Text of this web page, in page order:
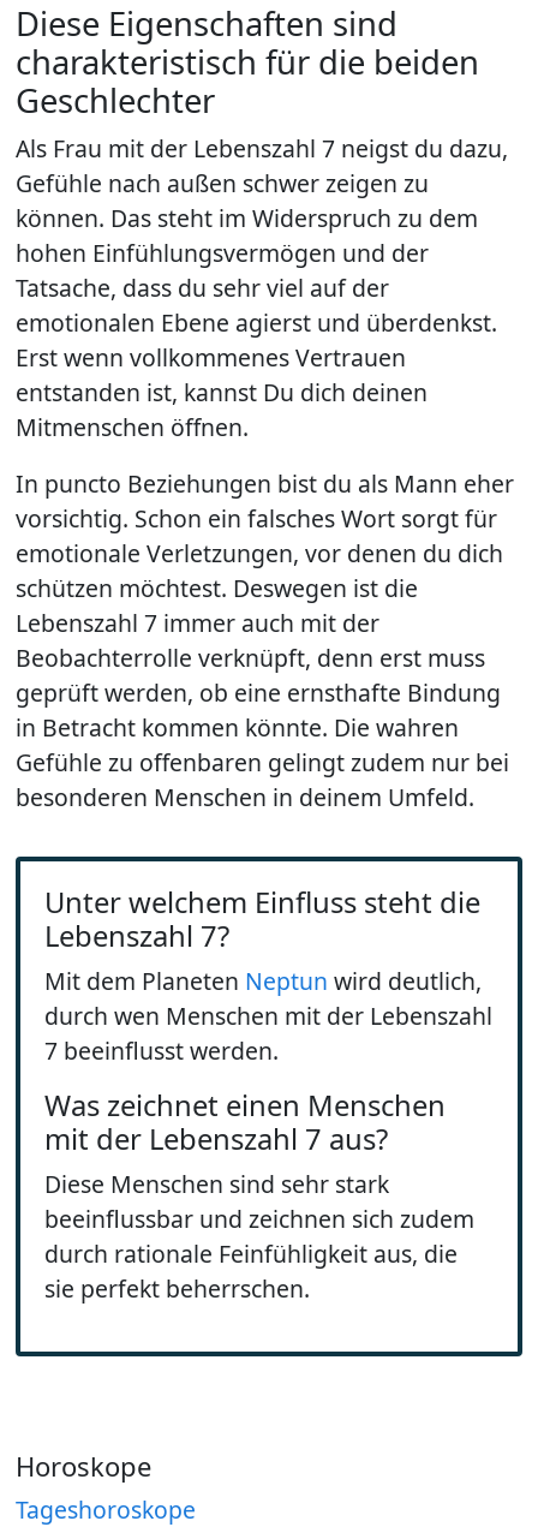
Diese Eigenschaften sind
charakteristisch für die beiden
Geschlechter
Als Frau mit der Lebenszahl 7 neigst du dazu,
Gefühle nach außen schwer zeigen zu
können. Das steht im Widerspruch zu dem
hohen Einfühlungsvermögen und der
Tatsache, dass du sehr viel auf der
emotionalen Ebene agierst und überdenkst.
Erst wenn vollkommenes Vertrauen
entstanden ist, kannst Du dich deinen
Mitmenschen öffnen.
In puncto Beziehungen bist du als Mann eher
vorsichtig. Schon ein falsches Wort sorgt für
emotionale Verletzungen, vor denen du dich
schützen möchtest. Deswegen ist die
Lebenszahl 7 immer auch mit der
Beobachterrolle verknüpft, denn erst muss
geprüft werden, ob eine ernsthafte Bindung
in Betracht kommen könnte. Die wahren
Gefühle zu offenbaren gelingt zudem nur bei
besonderen Menschen in deinem Umfeld.
Unter welchem Einfluss steht die
Lebenszahl 7?
Mit dem Planeten Neptun wird deutlich,
durch wen Menschen mit der Lebenszahl
7 beeinflusst werden.
Was zeichnet einen Menschen
mit der Lebenszahl 7 aus?
Diese Menschen sind sehr stark
beeinflussbar und zeichnen sich zudem
durch rationale Feinfühligkeit aus, die
sie perfekt beherrschen.
Horoskope
Tageshoroskope